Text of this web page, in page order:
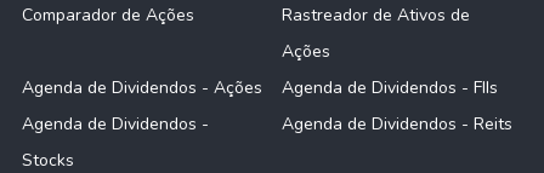
Comparador de Ações
Rastreador de Ativos de
Ações
Agenda de Dividendos - Ações
Agenda de Dividendos - FIIs
Agenda de Dividendos -
Stocks
Agenda de Dividendos - Reits